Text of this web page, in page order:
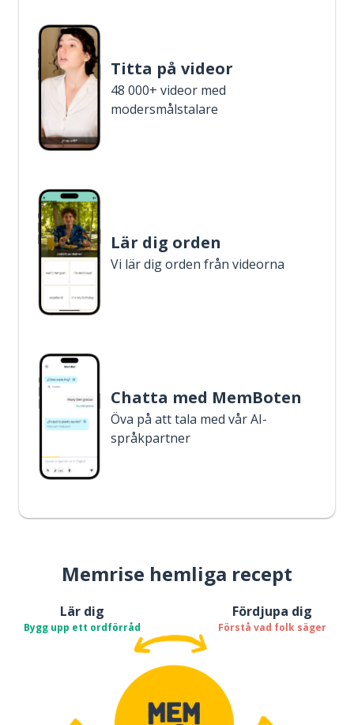
Titta på videor
48 000+ videor med
modersmålstalare
Lär dig orden
Vi lär dig orden från videorna
Chatta med MemBoten
Öva på att tala med vår AI-
språkpartner
Memrise hemliga recept
Lär dig
Bygg upp ett ordförråd
Fördjupa dig
Förstå vad folk säger